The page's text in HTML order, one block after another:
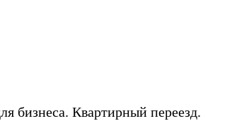
бизнеса. Квартирный переезд.